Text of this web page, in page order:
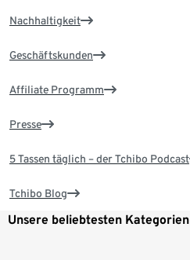
Nachhaltigkeit
Geschäftskunden
Affiliate Programm
Presse
5 Tassen täglich – der Tchibo Podcast
Tchibo Blog
Unsere beliebtesten Kategorien